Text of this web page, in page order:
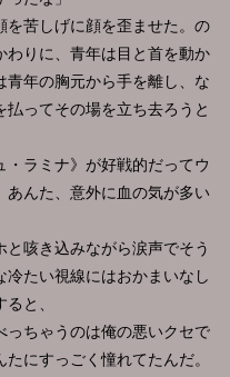
苦しげに顔を歪ませた。の
わりに、青年は目と首を動か
青年の胸元から手を離し、な
ってその場を立ち去ろうと
ラミナ》が好戦的だってウ
あんた、意外に血の気が多い
咳き込みながら涙声でそう
たい視線にはおかまいなし
と、
っちゃうのは俺の悪いクセで
にすっごく憧れてたんだ。